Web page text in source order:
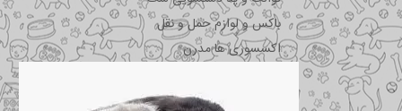
باکس و لوازم حمل و نقل
اکسسوری ها مدرن